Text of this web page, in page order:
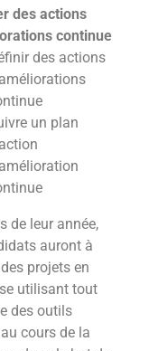
des actions
continue
des actions
un plan
de leur année,
auront à
projets en
utilisant tout
des outils
cours de la